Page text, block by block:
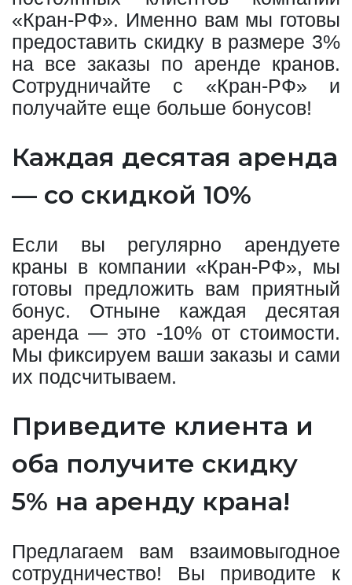
«Кран-РФ». Именно вам мы готовы
предоставить скидку в размере 3%
на все заказы по аренде кранов.
Сотрудничайте с «Кран-РФ» и
получайте еще больше бонусов!
Каждая десятая аренда
— со скидкой 10%
Если вы регулярно арендуете
краны в компании «Кран-РФ», мы
готовы предложить вам приятный
бонус. Отныне каждая десятая
аренда — это -10% от стоимости.
Мы фиксируем ваши заказы и сами
их подсчитываем.
Приведите клиента и
оба получите скидку
5% на аренду крана!
Предлагаем вам взаимовыгодное
сотрудничество! Вы приводите к